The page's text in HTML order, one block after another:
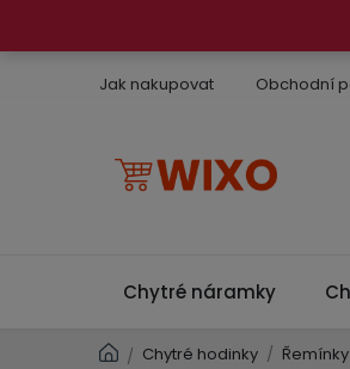
Jak nakupovat Obchodní
Chytré náramky
Domů
/ Chytré hodinky / Řemínky